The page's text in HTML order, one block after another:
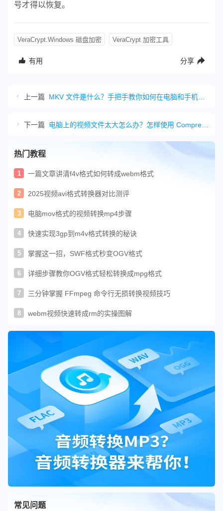
号才得以恢复。
VeraCrypt.Windows 磁盘加密 VeraCrypt 加密工具
有用 分享
上一篇 MKV 文件是什么？手把手教你如何在电脑和手机上完美播放
下一篇 电脑上的视频文件太大怎么办？怎样使用 Compress 快速压缩视频文件
热门教程
1 一篇文章讲清f4v格式如何转成webm格式
2 2025视频avi格式转换器对比测评
3 电脑mov格式的视频转换mp4步骤
4 快速实现3gp到m4v格式转换的秘诀
5 掌握这一招，SWF格式秒变OGV格式
6 详细步骤教你OGV格式轻松转换成mpg格式
7 三分钟掌握 FFmpeg 命令行无损转换视频技巧
8 webm视频快速转成rm的实操图解
常见问题